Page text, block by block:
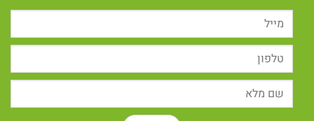
המוצר